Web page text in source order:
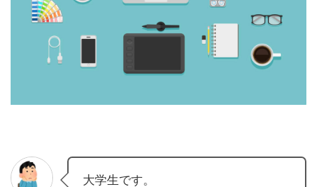
大学生です。